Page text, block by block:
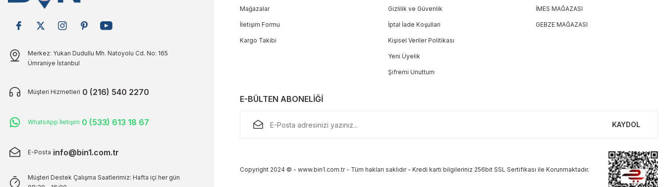
Merkez: Yukarı Dudullu Mh. Natoyolu Cd. No: 165
Ümraniye İstanbul
Müşteri Hizmetleri 0 (216) 540 2270
WhatsApp İletişim 0 (533) 613 18 67
E-Posta info@bin1.com.tr
Müşteri Destek Çalışma Saatlerimiz: Hafta içi her gün
Mağazalar
İletişim Formu
Kargo Takibi
Gizlilik ve Güvenlik
İptal İade Koşullari
Kişisel Veriler Politikası
Yeni Üyelik
Şifremi Unuttum
İMES MAĞAZASI
GEBZE MAĞAZASI
E-BÜLTEN ABONELİĞİ
KAYDOL
Copyright 2024 © - www.bin1.com.tr - Tüm hakları saklıdır - Kredi kartı bilgileriniz 256bit SSL Sertifikası ile Korunmaktadır.